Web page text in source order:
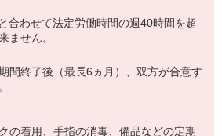
合わせて法定労働時間の週40時間を超
ません。
間終了後（最長6ヵ月）、双方が合意す
の着用、手指の消毒、備品などの定期